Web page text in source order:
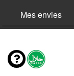
Mes envies